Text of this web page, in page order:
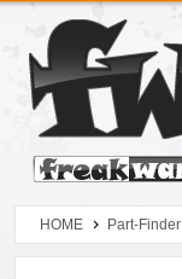
Zum Hauptmenue
Zum Seiteninhalt
Zum Warenkob
HOME Part-Finder